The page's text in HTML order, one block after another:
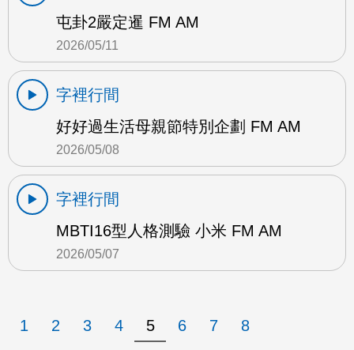
屯卦2嚴定暹 FM AM
2026/05/11
字裡行間
好好過生活母親節特別企劃 FM AM
2026/05/08
字裡行間
MBTI16型人格測驗 小米 FM AM
2026/05/07
1 2 3 4 5 6 7 8